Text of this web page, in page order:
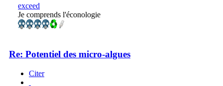
exceed
Je comprends l'éconologie
Re: Potentiel des micro-algues
Citer